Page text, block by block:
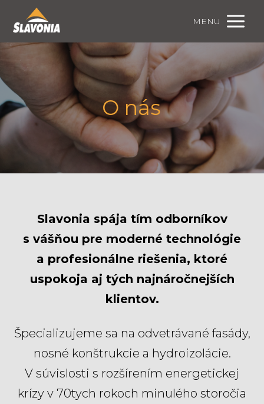
MENU
O nás
Slavonia spája tím odborníkov
s vášňou pre moderné technológie
a profesionálne riešenia, ktoré
uspokoja aj tých najnáročnejších
klientov.
Špecializujeme sa na odvetrávané fasády,
nosné konštrukcie a hydroizolácie.
V súvislosti s rozšírením energetickej
krízy v 70tych rokoch minulého storočia